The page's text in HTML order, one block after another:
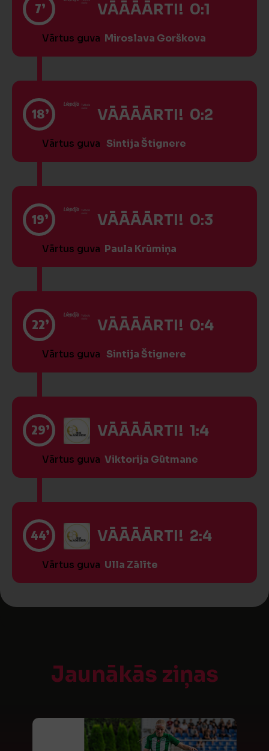
7’ VĀĀĀĀRTI! 0:1
Vārtus guva Miroslava Gorškova
18’ VĀĀĀĀRTI! 0:2
Vārtus guva Sintija Štignere
19’ VĀĀĀĀRTI! 0:3
Vārtus guva Paula Krūmiņa
22’ VĀĀĀĀRTI! 0:4
Vārtus guva Sintija Štignere
29’ VĀĀĀĀRTI! 1:4
Vārtus guva Viktorija Gūtmane
44’ VĀĀĀĀRTI! 2:4
Vārtus guva Ulla Zālīte
Jaunākās ziņas